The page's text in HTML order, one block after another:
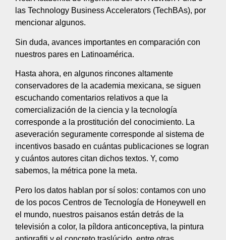
las Technology Business Accelerators (TechBAs), por
mencionar algunos.
Sin duda, avances importantes en comparación con
nuestros pares en Latinoamérica.
Hasta ahora, en algunos rincones altamente
conservadores de la academia mexicana, se siguen
escuchando comentarios relativos a que la
comercialización de la ciencia y la tecnología
corresponde a la prostitución del conocimiento. La
aseveración seguramente corresponde al sistema de
incentivos basado en cuántas publicaciones se logran
y cuántos autores citan dichos textos. Y, como
sabemos, la métrica pone la meta.
Pero los datos hablan por sí solos: contamos con uno
de los pocos Centros de Tecnología de Honeywell en
el mundo, nuestros paisanos están detrás de la
televisión a color, la píldora anticonceptiva, la pintura